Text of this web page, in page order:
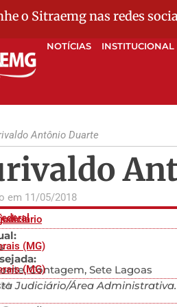
o Sitraemg nas redes
NOTÍCIAS INSTITUCIONAL
Antônio Duarte
em 11/05/2018
(MG)
Contagem, Sete Lagoas
(MG)
Judiciário/Área Administrativa.